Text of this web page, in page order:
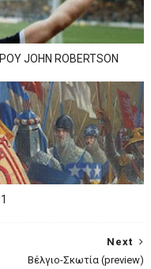
JOHN ROBERTSON
Next
Βέλγιο-Σκωτία (preview)